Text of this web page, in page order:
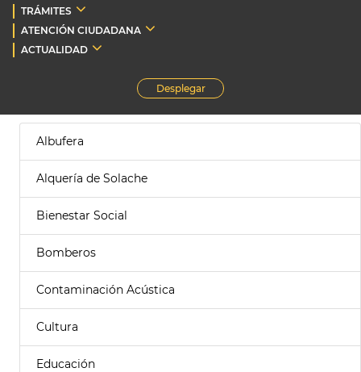
TRÁMITES
ATENCIÓN CIUDADANA
ACTUALIDAD
Desplegar
Albufera
Alquería de Solache
Bienestar Social
Bomberos
Contaminación Acústica
Cultura
Educación